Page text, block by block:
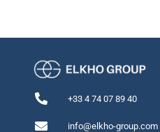
+33 4 74 07 89 40
info@elkho-group.com